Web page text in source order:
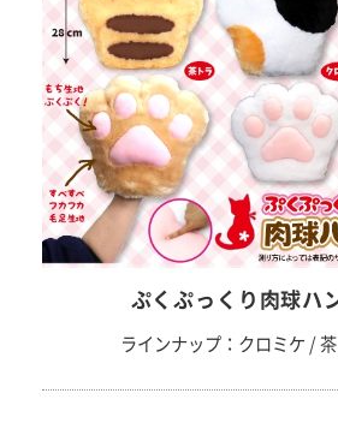
ぷくぷっくり肉球ハ
ラインナップ：クロミケ /